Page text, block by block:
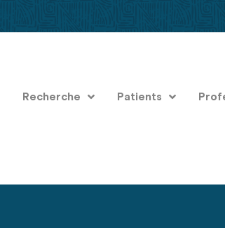
Recherche Patients